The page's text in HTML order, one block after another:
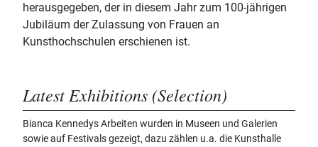
herausgegeben, der in diesem Jahr zum 100-jährigen
Jubiläum der Zulassung von Frauen an
Kunsthochschulen erschienen ist.
Latest Exhibitions (Selection)
Bianca Kennedys Arbeiten wurden in Museen und Galerien
sowie auf Festivals gezeigt, dazu zählen u.a. die Kunsthalle